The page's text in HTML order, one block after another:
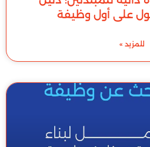
على أول وظيفة
للمزيد »